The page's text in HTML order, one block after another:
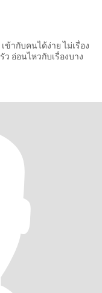
ข้ากับคนได้ง่าย ไม่เรื่อง
อ่อนไหวกับเรื่องบาง